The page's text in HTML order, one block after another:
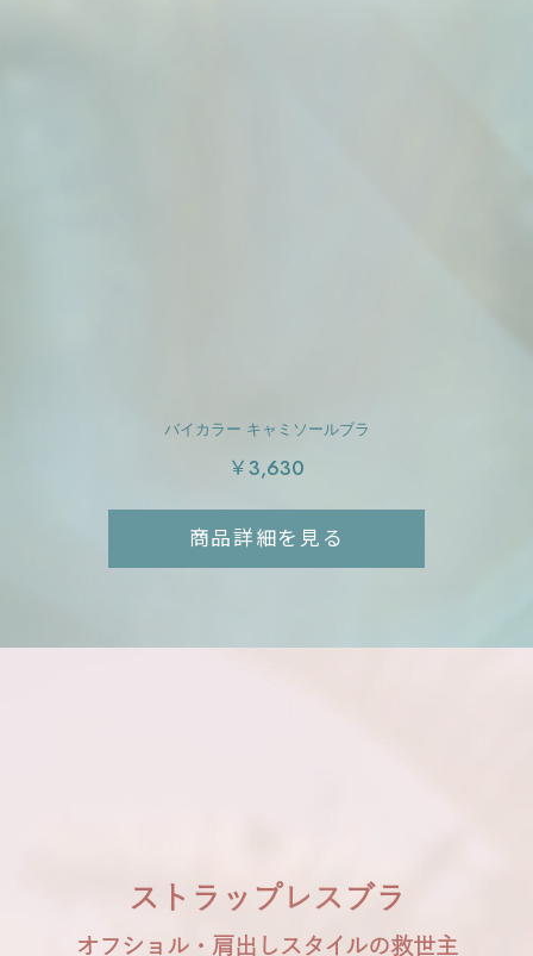
バイカラー キャミソールブラ
￥3,630
商品詳細を見る
ストラップレスブラ
オフショル・肩出しスタイルの救世主